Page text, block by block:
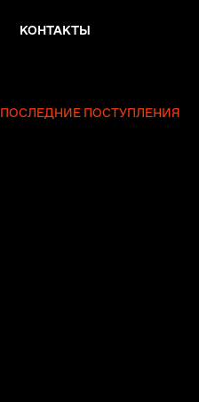
КОНТАКТЫ
ПОСЛЕДНИЕ ПОСТУПЛЕНИЯ